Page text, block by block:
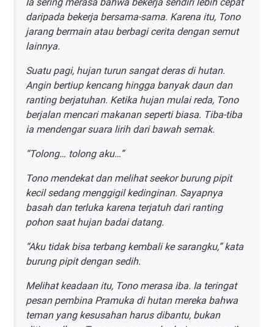
daripada bekerja bersama-sama. Karena itu, Tono
jarang bermain atau berbagi cerita dengan semut
lainnya.
Suatu pagi, hujan turun sangat deras di hutan.
Angin bertiup kencang hingga banyak daun dan
ranting berjatuhan. Ketika hujan mulai reda, Tono
berjalan mencari makanan seperti biasa. Tiba-tiba
ia mendengar suara lirih dari bawah semak.
“Tolong… tolong aku…”
Tono mendekat dan melihat seekor burung pipit
kecil sedang menggigil kedinginan. Sayapnya
basah dan terluka karena terjatuh dari ranting
pohon saat hujan badai datang.
“Aku tidak bisa terbang kembali ke sarangku,” kata
burung pipit dengan sedih.
Melihat keadaan itu, Tono merasa iba. Ia teringat
pesan pembina Pramuka di hutan mereka bahwa
teman yang kesusahan harus dibantu, bukan